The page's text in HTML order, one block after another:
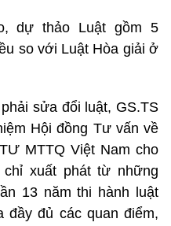
dự thảo Luật gồm 5
so với Luật Hòa giải ở
sửa đổi luật, GS.TS
Hội đồng Tư vấn về
MTTQ Việt Nam cho
xuất phát từ những
13 năm thi hành luật
đầy đủ các quan điểm,